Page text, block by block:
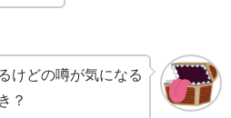
けどの噂が気になる
？